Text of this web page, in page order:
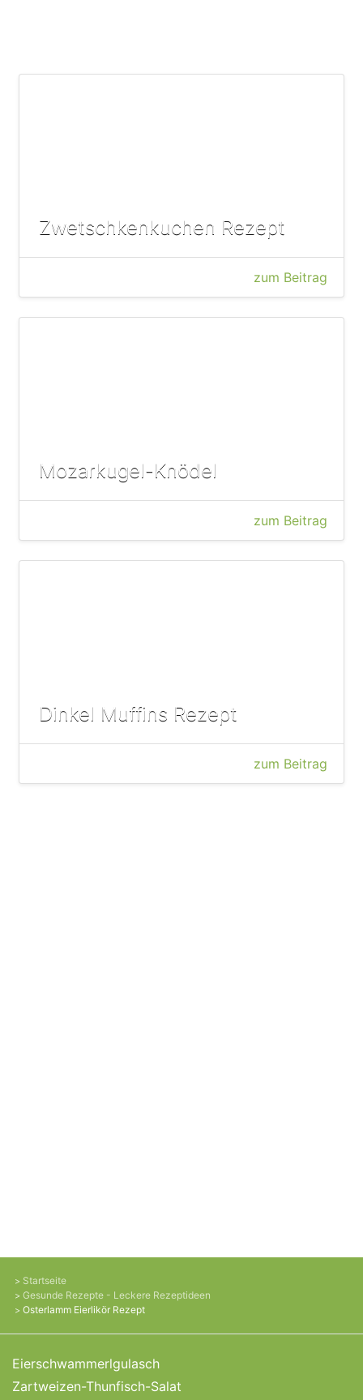
Zwetschkenkuchen Rezept
zum Beitrag
Mozarkugel-Knödel
zum Beitrag
Dinkel Muffins Rezept
zum Beitrag
Startseite
Gesunde Rezepte - Leckere Rezeptideen
Osterlamm Eierlikör Rezept
Eierschwammerlgulasch
Zartweizen-Thunfisch-Salat